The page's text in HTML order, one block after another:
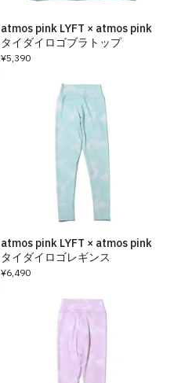
atmos pink LYFT × atmos pink
タイダイロゴブラトップ
¥5,390
atmos pink LYFT × atmos pink
タイダイロゴレギンス
¥6,490